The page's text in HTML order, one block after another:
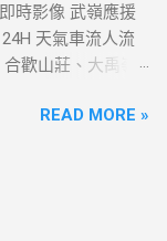
時影像 武嶺應援
天氣車流人流
歡山莊、大禹嶺
山武嶺即時影像 》
亭 #合歡山武嶺亭
READ MORE »